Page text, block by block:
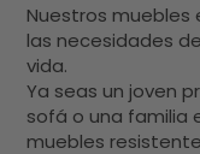
Nuestros
las necesidades
vida.
Ya seas un joven
sofá o una familia
muebles